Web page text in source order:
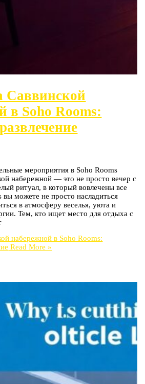
Саввинской
в Soho Rooms:
мероприятия в Soho Rooms
набережной — это не просто вечер с
ритуал, в который вовлечены все
вы можете не просто насладиться
в атмосферу веселья, уюта и
Тем, кто ищет место для отдыха с
набережной в Soho Rooms:
Read More »